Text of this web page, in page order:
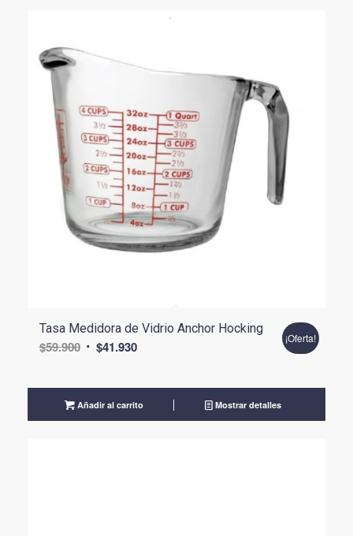
Tasa Medidora de Vidrio Anchor Hocking
$59.900 El
era:
$59.900.
$41.930El
es:
$41.930.
¡Oferta!
Añadir al carrito Mostrar detalles